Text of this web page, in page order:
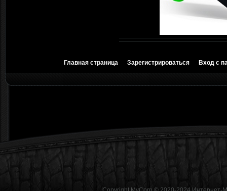
Главная страница Зарегистрироваться Вход с